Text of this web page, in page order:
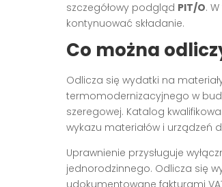
szczegółowy podgląd PIT/O.
kontynuować składanie.
Co można
Odlicza się wydatki na
termomodernizacyjnego w
szeregowej. Katalog
wykazu materiałów i urządzeń
Uprawnienie przysługuje
jednorodzinnego. Odlicza się